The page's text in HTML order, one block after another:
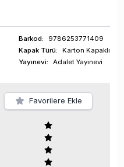
Barkod:
9786253771409
Kapak Türü:
Karton Kapaklı
Yayınevi:
Adalet Yayınevi
Favorilere Ekle